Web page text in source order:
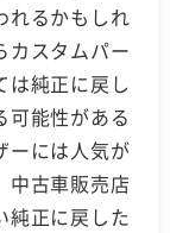
れるかもしれ
カスタムパー
は純正に戻し
可能性がある
ーには人気が
中古車販売店
純正に戻した